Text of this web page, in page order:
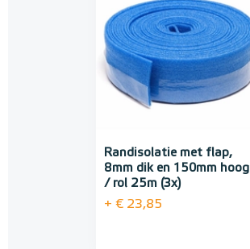
Randisolatie met flap,
8mm dik en 150mm hoog
/ rol 25m (3x)
+ € 23,85